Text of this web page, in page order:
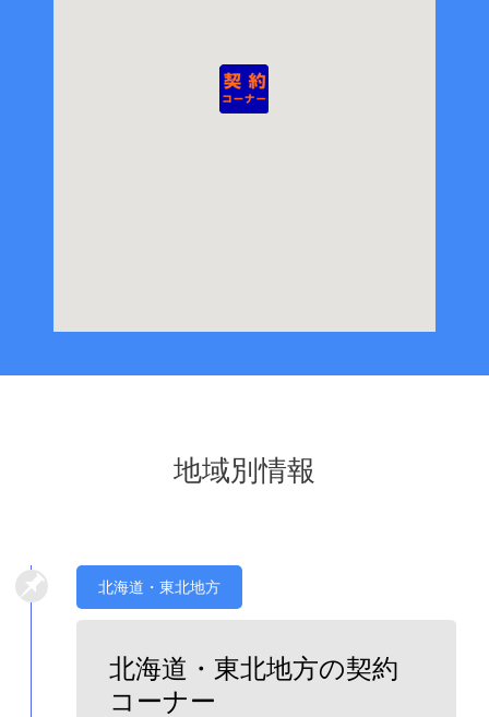
地域別情報
北海道・東北地方
北海道・東北地方の契約
コーナー